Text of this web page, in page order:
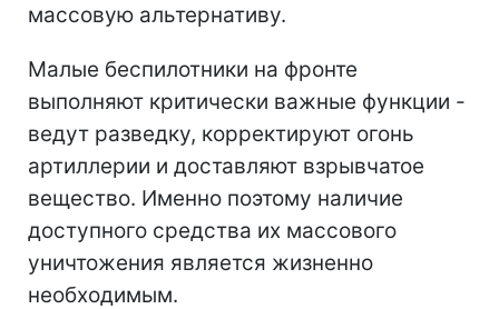
массовую альтернативу.
Малые беспилотники на фронте
выполняют критически важные функции -
ведут разведку, корректируют огонь
артиллерии и доставляют взрывчатое
вещество. Именно поэтому наличие
доступного средства их массового
уничтожения является жизненно
необходимым.